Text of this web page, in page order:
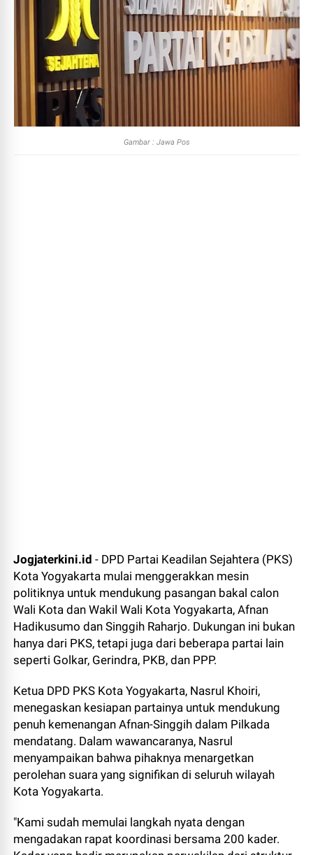
Gambar : Jawa Pos
Jogjaterkini.id - DPD Partai Keadilan Sejahtera (PKS)
Kota Yogyakarta mulai menggerakkan mesin
politiknya untuk mendukung pasangan bakal calon
Wali Kota dan Wakil Wali Kota Yogyakarta, Afnan
Hadikusumo dan Singgih Raharjo. Dukungan ini bukan
hanya dari PKS, tetapi juga dari beberapa partai lain
seperti Golkar, Gerindra, PKB, dan PPP.
Ketua DPD PKS Kota Yogyakarta, Nasrul Khoiri,
menegaskan kesiapan partainya untuk mendukung
penuh kemenangan Afnan-Singgih dalam Pilkada
mendatang. Dalam wawancaranya, Nasrul
menyampaikan bahwa pihaknya menargetkan
perolehan suara yang signifikan di seluruh wilayah
Kota Yogyakarta.
"Kami sudah memulai langkah nyata dengan
mengadakan rapat koordinasi bersama 200 kader.